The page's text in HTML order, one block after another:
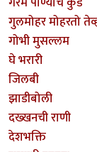
गुलमोहर मोहरतो
गोभी मुसल्लम
घे भरारी
जिलबी
झाडीबोली
दख्खनची राणी
देशभक्ति